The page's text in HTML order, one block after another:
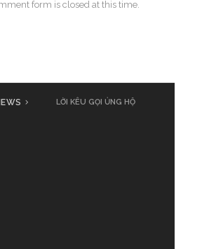
form is closed at this time.
LỜI KÊU GỌI ỦNG HỘ